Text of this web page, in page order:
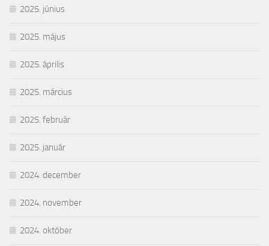
2025. június
2025. május
2025. április
2025. március
2025. február
2025. január
2024. december
2024. november
2024. október